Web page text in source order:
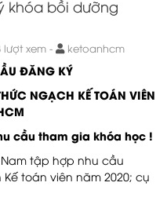
khóa bồi dưỡng
lượt xem - ketoanhcm
ĐĂNG KÝ
NGẠCH KẾ TOÁN VIÊN
cầu tham gia khóa học !
tập hợp nhu cầu
Kế toán viên năm 2020; cụ